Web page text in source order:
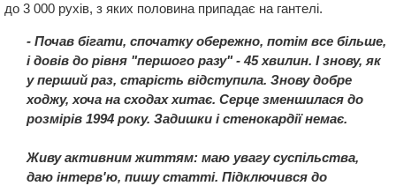
до 3 000 рухів, з яких половина припадає на гантелі.
- Почав бігати, спочатку обережно, потім все більше,
і довів до рiвня "першого разу" - 45 хвилин. І знову, як
у перший раз, старість відступила. Знову добре
ходжу, хоча на сходах хитає. Серце зменшилася до
розмірів 1994 року. Задишки і стенокардії немає.
Живу активним життям: маю увагу суспільства,
даю інтерв'ю, пишу статті. Підключився до